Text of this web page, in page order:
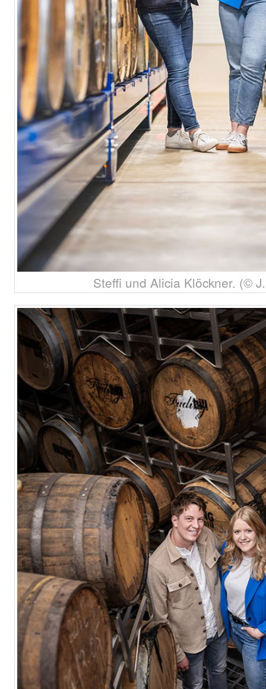
Steffi und Alicia Klöckner. (©